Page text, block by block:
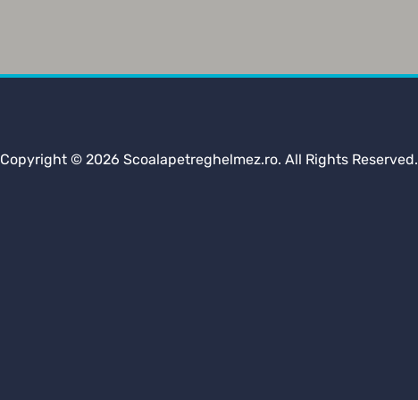
Copyright © 2026 Scoalapetreghelmez.ro. All Rights Reserved.